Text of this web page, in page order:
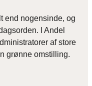
end nogensinde, og
I Andel
af store
grønne omstilling.